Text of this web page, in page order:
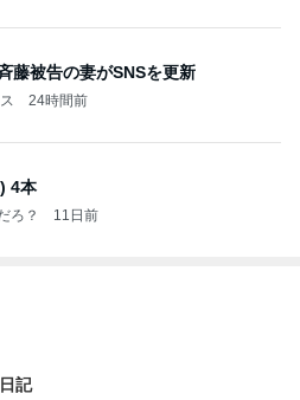
藤被告の妻がSNSを更新
24時間前
4本
ろ？ 11日前
記